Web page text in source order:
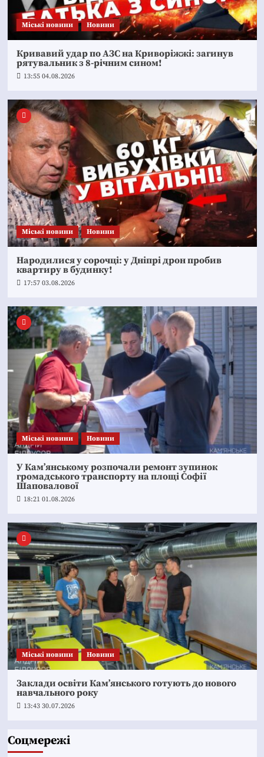
Mіські новини Новини
Кривавий удар по АЗС на Криворіжжі: загинув
рятувальник з 8-річним сином!
13:55 04.08.2026
Mіські новини Новини
Народилися у сорочці: у Дніпрі дрон пробив
квартиру в будинку!
17:57 03.08.2026
Mіські новини Новини
У Кам’янському розпочали ремонт зупинок
громадського транспорту на площі Софії
Шаповалової
18:21 01.08.2026
Mіські новини Новини
Заклади освіти Кам’янського готують до нового
навчального року
13:43 30.07.2026
Соцмережі